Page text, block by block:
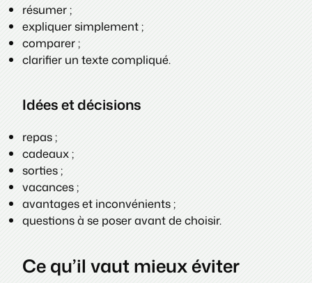
résumer ;
expliquer simplement ;
comparer ;
clarifier un texte compliqué.
Idées et décisions
repas ;
cadeaux ;
sorties ;
vacances ;
avantages et inconvénients ;
questions à se poser avant de choisir.
Ce qu’il vaut mieux éviter